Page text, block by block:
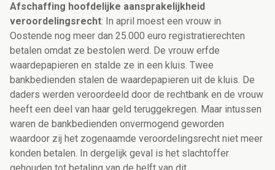
Afschaffing hoofdelijke aansprakelijkheid
veroordelingsrecht: In april moest een vrouw in
Oostende nog meer dan 25.000 euro registratierechten
betalen omdat ze bestolen werd. De vrouw erfde
waardepapieren en stalde ze in een kluis. Twee
bankbedienden stalen de waardepapieren uit de kluis. De
daders werden veroordeeld door de rechtbank en de vrouw
heeft een deel van haar geld teruggekregen. Maar intussen
waren de bankbedienden onvermogend geworden
waardoor zij het zogenaamde veroordelingsrecht niet meer
konden betalen. In dergelijk geval is het slachtoffer